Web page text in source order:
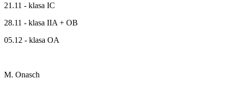
21.11 - klasa IC
28.11 - klasa IIA + OB
05.12 - klasa OA
M. Onasch